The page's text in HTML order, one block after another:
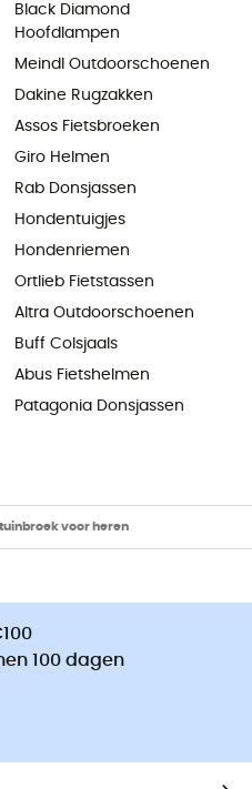
Black Diamond
Hoofdlampen
Meindl Outdoorschoenen
Dakine Rugzakken
Assos Fietsbroeken
Giro Helmen
Rab Donsjassen
Hondentuigjes
Hondenriemen
Ortlieb Fietstassen
Altra Outdoorschoenen
Buff Colsjaals
Abus Fietshelmen
Patagonia Donsjassen
voor heren
100 dagen